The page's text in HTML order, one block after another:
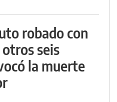
robado con
seis
la muerte